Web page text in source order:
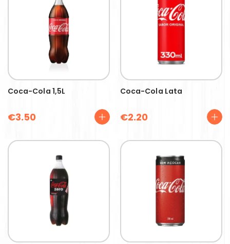
Coca-Cola 1,5L
€3.50
Coca-Cola Lata
€2.20